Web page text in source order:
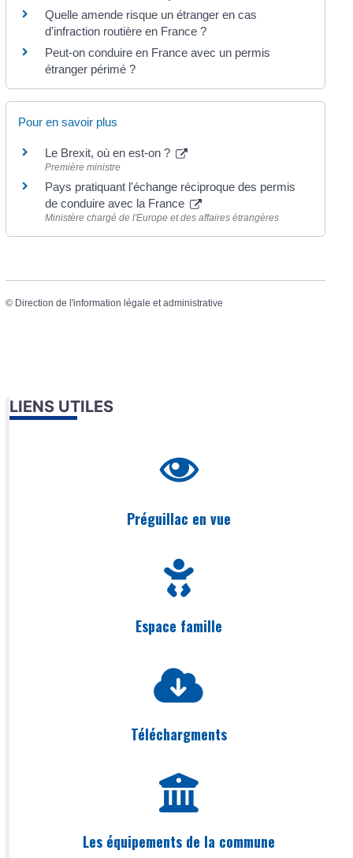
Quelle amende risque un étranger en cas
d'infraction routière en France ?
Peut-on conduire en France avec un permis
étranger périmé ?
Pour en savoir plus
Le Brexit, où en est-on ?
Première ministre
Pays pratiquant l'échange réciproque des permis
de conduire avec la France
Ministère chargé de l'Europe et des affaires étrangères
© Direction de l'information légale et administrative
LIENS UTILES
Préguillac en vue
Espace famille
Téléchargments
Les équipements de la commune